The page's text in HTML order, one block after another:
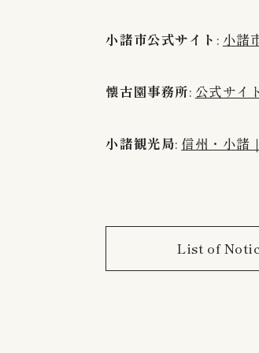
小諸市公式サイト : 小諸
懐古園事務所: 公式サイ
小諸観光局: 信州・小諸
List of